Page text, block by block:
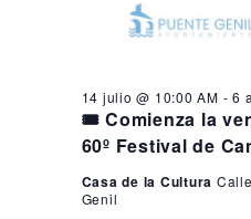
🎟️ Comienza la
60º Festival de
14 julio @ 10:00 AM - 6
Casa de la Cultura
Genil